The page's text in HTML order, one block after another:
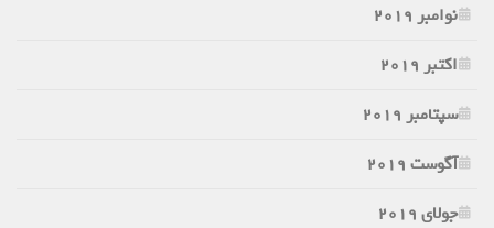
نوامبر 2019
اکتبر 2019
سپتامبر 2019
آگوست 2019
جولای 2019